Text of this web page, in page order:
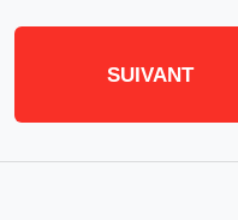
SUIVANT